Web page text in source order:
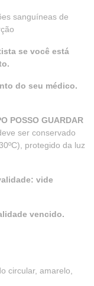
sanguíneas de
se você está
do seu médico.
POSSO GUARDAR
ser conservado
protegido da luz
vide
vencido.
circular, amarelo,